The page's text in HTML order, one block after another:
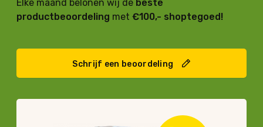
Elke maand belonen wij de beste
productbeoordeling met €100,- shoptegoed!
Schrijf een beoordeling